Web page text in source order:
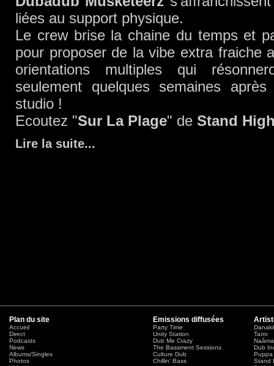
liées au support physique.
Le crew brise la chaine du temps et
pour proposer de la vibe extra fraiche
orientations multiples qui
seulement quelques semaines
studio !
Ecoutez "Sur La Plage" de Stand
Lire la suite...
Plan du site
Accueil
Direct
Podcasts
News
Albums/Singles
Photos
Emissions diffusées
Party Time
Unity Station
Dub Me Crazy
The Bassment Sessions
Culture Dub
Chillin' Bass
Danakil
Taïro
Dub
Puppa
Stand